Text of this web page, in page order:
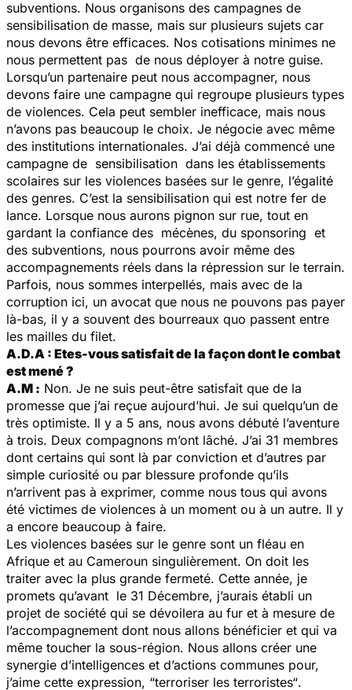
subventions. Nous organisons des campagnes de
sensibilisation de masse, mais sur plusieurs sujets car
nous devons être efficaces. Nos cotisations minimes ne
nous permettent pas de nous déployer à notre guise.
Lorsqu’un partenaire peut nous accompagner, nous
devons faire une campagne qui regroupe plusieurs types
de violences. Cela peut sembler inefficace, mais nous
n’avons pas beaucoup le choix. Je négocie avec même
des institutions internationales. J’ai déjà commencé une
campagne de sensibilisation dans les établissements
scolaires sur les violences basées sur le genre, l’égalité
des genres. C’est la sensibilisation qui est notre fer de
lance. Lorsque nous aurons pignon sur rue, tout en
gardant la confiance des mécènes, du sponsoring et
des subventions, nous pourrons avoir même des
accompagnements réels dans la répression sur le terrain.
Parfois, nous sommes interpellés, mais avec de la
corruption ici, un avocat que nous ne pouvons pas payer
là-bas, il y a souvent des bourreaux quo passent entre
les mailles du filet.
A.D.A : Etes-vous satisfait de la façon dont le combat
est mené ?
A.M : Non. Je ne suis peut-être satisfait que de la
promesse que j’ai reçue aujourd’hui. Je sui quelqu’un de
très optimiste. Il y a 5 ans, nous avons débuté l’aventure
à trois. Deux compagnons m’ont lâché. J’ai 31 membres
dont certains qui sont là par conviction et d’autres par
simple curiosité ou par blessure profonde qu’ils
n’arrivent pas à exprimer, comme nous tous qui avons
été victimes de violences à un moment ou à un autre. Il y
a encore beaucoup à faire.
Les violences basées sur le genre sont un fléau en
Afrique et au Cameroun singulièrement. On doit les
traiter avec la plus grande fermeté. Cette année, je
promets qu’avant le 31 Décembre, j’aurais établi un
projet de société qui se dévoilera au fur et à mesure de
l’accompagnement dont nous allons bénéficier et qui va
même toucher la sous-région. Nous allons créer une
synergie d’intelligences et d’actions communes pour,
j’aime cette expression, “terroriser les terroristes“.